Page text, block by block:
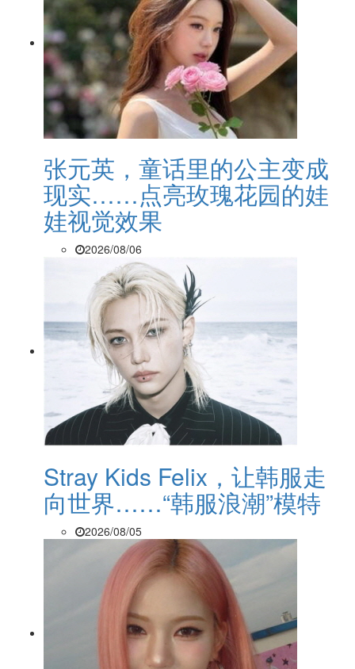
张元英，童话里的公主变成
现实……点亮玫瑰花园的娃
娃视觉效果
2026/08/06
Stray Kids Felix，让韩服走
向世界……“韩服浪潮”模特
2026/08/05